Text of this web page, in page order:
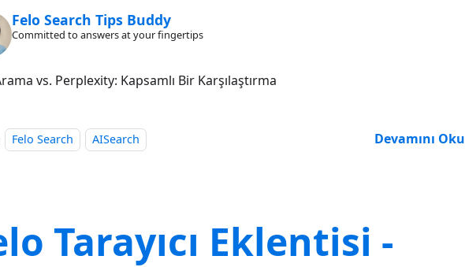
Felo Search Tips Buddy
Committed to answers at your fingertips
vs. Perplexity: Kapsamlı Bir Karşılaştırma
Felo Search AISearch Devamını Oku
Tarayıcı Eklentisi -